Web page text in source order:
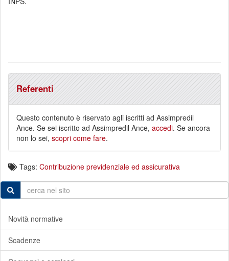
Referenti
Questo contenuto è riservato agli iscritti ad Assimpredil
Ance. Se sei iscritto ad Assimpredil Ance, accedi. Se ancora
non lo sei, scopri come fare.
Tags: Contribuzione previdenziale ed assicurativa
Novità normative
Scadenze